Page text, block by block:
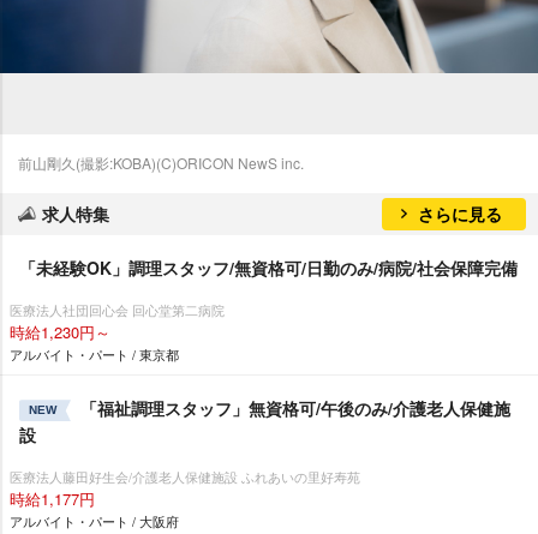
前山剛久(撮影:KOBA)(C)ORICON NewS inc.
求人特集 さらに見る
「未経験OK」調理スタッフ/無資格可/日勤のみ/病院/社会保障完備
医療法人社団回心会 回心堂第二病院
時給1,230円～
アルバイト・パート / 東京都
NEW
「福祉調理スタッフ」無資格可/午後のみ/介護老人保健施
設
医療法人藤田好生会/介護老人保健施設 ふれあいの里好寿苑
時給1,177円
アルバイト・パート / 大阪府